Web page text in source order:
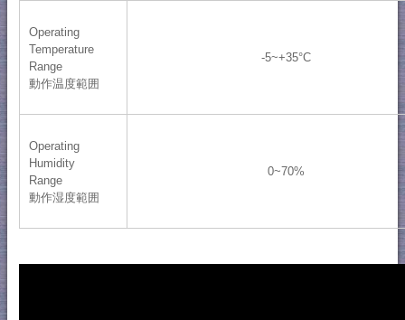
Operating
Temperature
Range
動作温度範囲
-5~+35°C
Operating
Humidity
Range
動作湿度範囲
0~70%